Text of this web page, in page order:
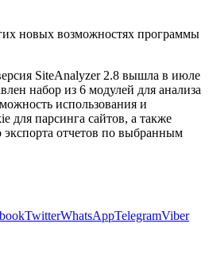
новых возможностях программы
SiteAnalyzer 2.8 вышла в июле
набор из 6 модулей для анализа
использования и
для парсинга сайтов, а также
экспорта отчетов по выбранным
TwitterWhatsAppTelegramViber